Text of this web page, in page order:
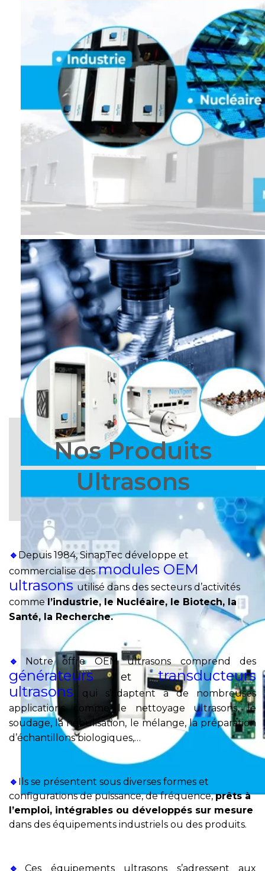
Santé
Nos Produits
Ultrasons
🔹 Depuis 1984, SinapTec développe et
commercialise des modules OEM
ultrasonsutilisé dans des secteurs d’activités
comme l’industrie,le Nucléaire, le Biotech, la
Santé, la Recherche.
🔹 Notre offre OEM ultrasons comprend des
générateurs ettransducteurs
ultrasons
qui s’adaptent à de nombreuses
applications comme
le nettoyage ultrasons, le
soudage, la nébulisation, le mélange, la préparation
d’échantillons biologiques,…
🔹
Ils se présentent sous diverses formes et
configurations de puissance, de fréquence,prêts à
l’emploi, intégrables ou développés sur mesure
dans des équipements industriels ou des produits.
🔹Ces équipements ultrasons s’adressent aux